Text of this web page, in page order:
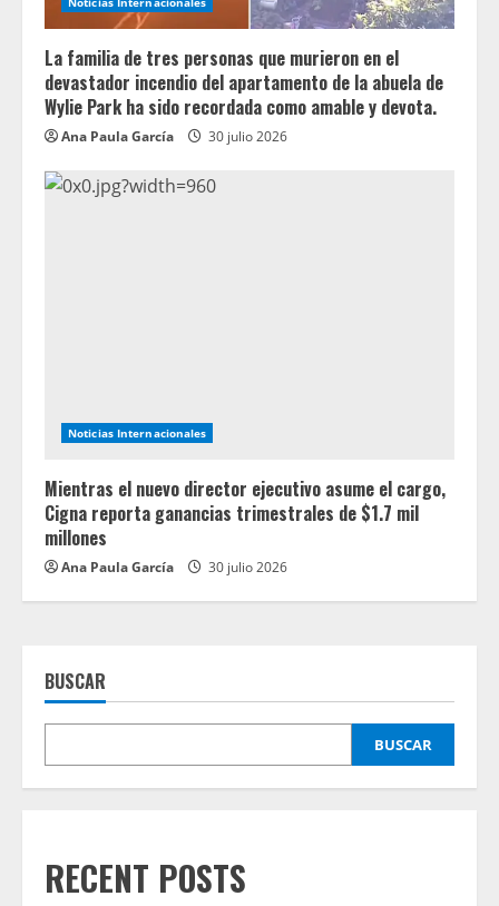
La familia de tres personas que murieron en el
devastador incendio del apartamento de la abuela de
Wylie Park ha sido recordada como amable y devota.
Ana Paula García 30 julio 2026
Noticias Internacionales
Mientras el nuevo director ejecutivo asume el cargo,
Cigna reporta ganancias trimestrales de $1.7 mil
millones
Ana Paula García 30 julio 2026
BUSCAR
BUSCAR
RECENT POSTS